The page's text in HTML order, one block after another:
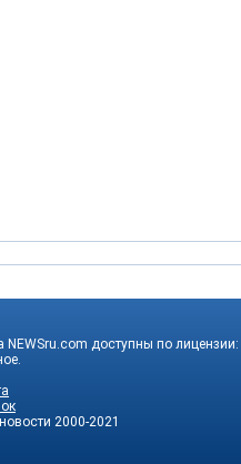
NEWSru.com доступны по лицензии:
2000-2021